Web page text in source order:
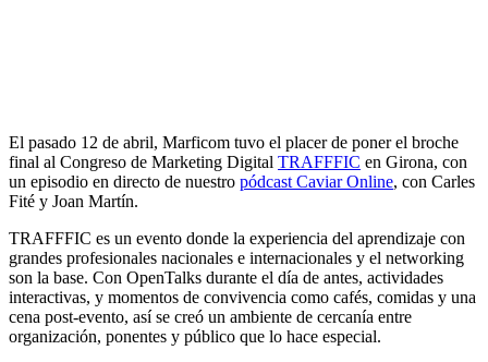
El pasado 12 de abril, Marficom tuvo el placer de poner el broche
final al Congreso de Marketing Digital TRAFFFIC en Girona, con
un episodio en directo de nuestro pódcast Caviar Online, con Carles
Fité y Joan Martín.
TRAFFFIC es un evento donde la experiencia del aprendizaje con
grandes profesionales nacionales e internacionales y el networking
son la base. Con OpenTalks durante el día de antes, actividades
interactivas, y momentos de convivencia como cafés, comidas y una
cena post-evento, así se creó un ambiente de cercanía entre
organización, ponentes y público que lo hace especial.